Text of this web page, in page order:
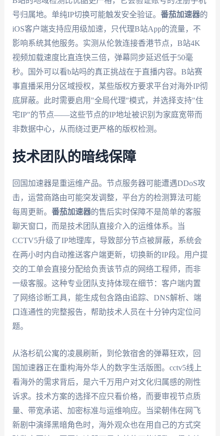
号归属地。单纯IP切换可能触发安全验证。 番茄加速器的
iOS客户端支持应用级加速，只代理B站App的流量，不
影响系统其他服务。实测从伦敦连接香港节点，B站4K
视频加载速度比直连快三倍，弹幕同步延迟低于50毫
秒。国外可以看b站吗的真正挑战在于直播内容。B站赛
事直播采用分区域授权，某些版权方要求平台对海外IP彻
底屏蔽。此时需要启用"全局代理"模式，并选择支持"住
宅IP"的节点——这些节点的IP地址被识别为家庭宽带而
非数据中心，从而绕过更严格的版权检测。
技术团队的暗线保障
回国加速器是重运维产品。节点服务器可能遭遇DDoS攻
击，运营商路由可能突发调整，平台方的检测算法可能
每周更新。 番茄加速器的售后实时保障不是简单的客服
聊天窗口，而是技术团队直接介入的运维体系。当
CCTV5升级了IP地理库，导致部分节点被屏蔽，系统会
在两小时内自动推送客户端更新，切换新的IP段。用户提
交的工单会直接分配给负责该节点的网络工程师，而非
一级客服。这种专业团队支持体现在细节：客户端内置
了网络诊断工具，能生成包含路由追踪、DNS解析、端
口连通性的完整报告，帮助技术人员在十分钟内定位问
题。
从洛杉矶公寓的凌晨刷新，到伦敦宿舍的弹幕狂欢，回
国加速器正在重构海外华人的数字生活版图。cctv5线上
看海外的需求背后，是六千万用户对文化归属感的刚性
诉求。技术方案的选择不应只看价格，而要审视节点质
量、带宽承诺、加密标准与运维响应。当梁朝伟在网飞
新剧中演绎黑暗角色时，海外观众也在用自己的方式突